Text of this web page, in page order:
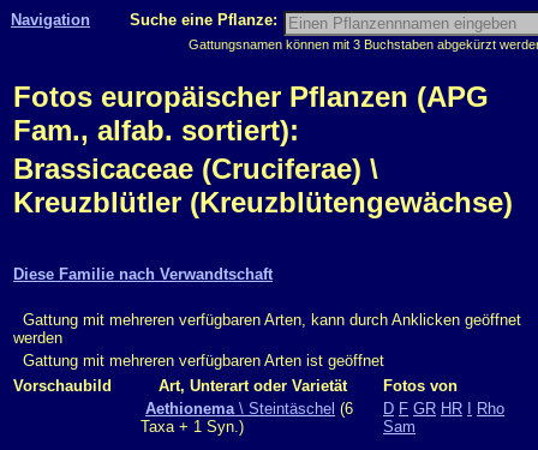
Navigation Suche eine Pflanze:
Gattungsnamen können mit 3 Buchstaben abgekürzt
Fotos europäischer Pflanzen (APG
Fam., alfab. sortiert):
Brassicaceae (Cruciferae) \
Kreuzblütler (Kreuzblütengewächse)
Diese Familie nach Verwandtschaft
Gattung mit mehreren verfügbaren Arten, kann durch Anklicken geöffnet
werden
Gattung mit mehreren verfügbaren Arten ist geöffnet
Vorschaubild
Art, Unterart oder Varietät
Fotos von
Aethionema\ Steintäschel (6
Taxa + 1 Syn.)
D F GR HR
Rho
Sam